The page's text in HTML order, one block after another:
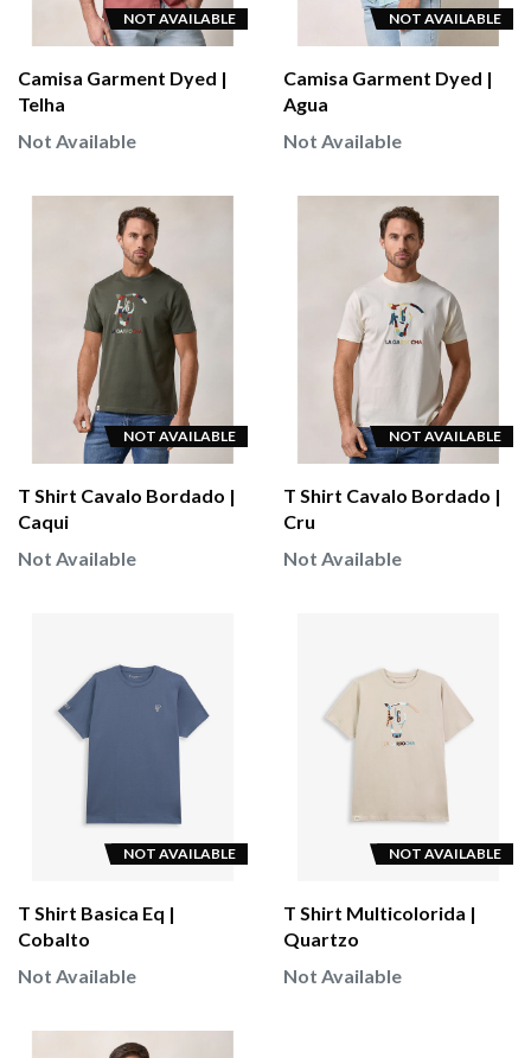
NOT AVAILABLE
Camisa Garment Dyed |
Telha
Not Available
NOT AVAILABLE
Camisa Garment Dyed |
Agua
Not Available
NOT AVAILABLE
T Shirt Cavalo Bordado |
Caqui
Not Available
NOT AVAILABLE
T Shirt Cavalo Bordado |
Cru
Not Available
NOT AVAILABLE
T Shirt Basica Eq |
Cobalto
Not Available
NOT AVAILABLE
T Shirt Multicolorida |
Quartzo
Not Available